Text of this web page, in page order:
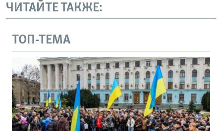
ЧИТАЙТЕ ТАКЖЕ:
ТОП-ТЕМА